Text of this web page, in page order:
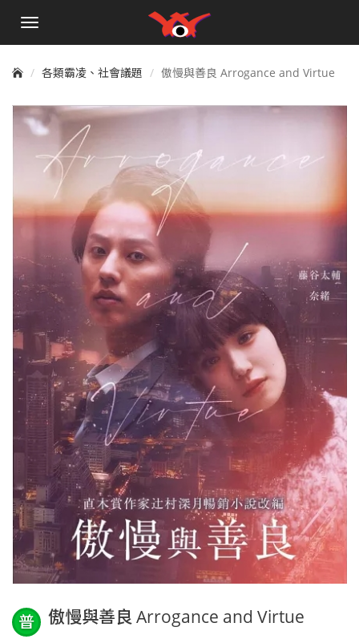
手
單
各類霸凌、社會議題 傲慢與善良 Arrogance and Virtue
普 傲慢與善良 Arrogance and Virtue